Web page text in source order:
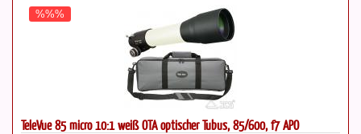
%%%
TeleVue 85 micro 10:1 weiß OTA optischer Tubus, 85/600, f7 APO